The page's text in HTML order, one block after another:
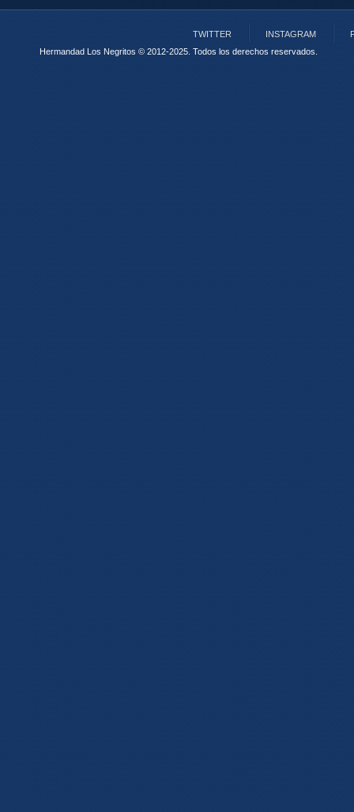
TWITTER INSTAGRAM
Hermandad Los Negritos © 2012-2025. Todos los derechos reservados.